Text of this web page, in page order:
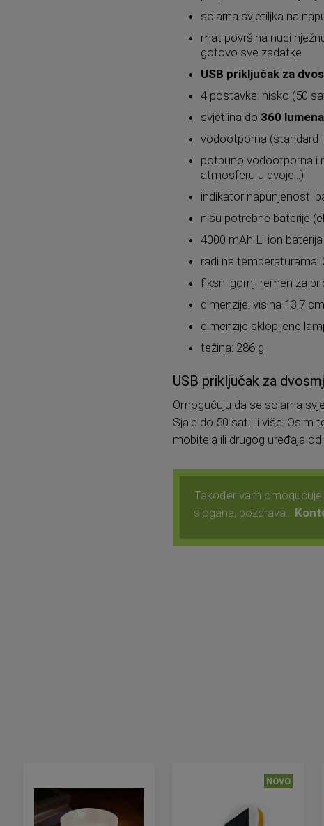
solarna svjetiljka na
mat površina nudi
gotovo sve zadatke
USB priključak za
4 postavke: nisko (50
svjetlina do 360 lumena
vodootporna (standard
potpuno vodootporna i
atmosferu u dvoje...)
indikator napunjenosti
nisu potrebne baterije
4000 mAh Li-ion
radi na temperaturama:
fiksni gornji remen za
dimenzije: visina 13,7
dimenzije sklopljene
težina: 286 g
USB priključak za
Omogućuju da se solarna
Sjaje do 50 sati ili više. Osim
mobitela ili drugog uređaja
Također vam
slogana, pozdrava...
NOVO